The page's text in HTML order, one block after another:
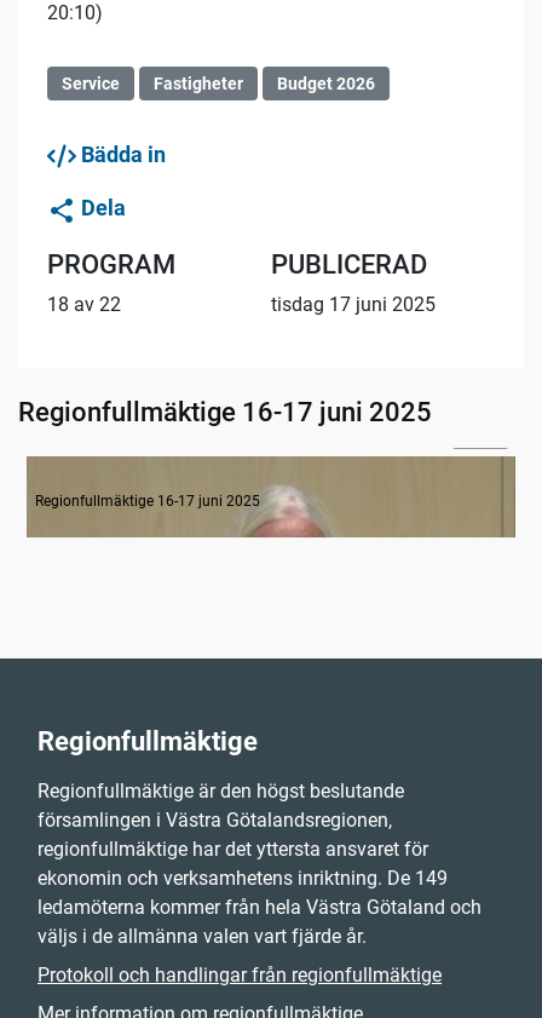
20:10)
Service Fastigheter Budget 2026
Bädda in
Dela
PROGRAM
18 av 22
PUBLICERAD
tisdag 17 juni 2025
Regionfullmäktige 16-17 juni 2025
Regionfullmäktige 16-17 juni 2025
Regionfullmäktige
Regionfullmäktige är den högst beslutande
församlingen i Västra Götalandsregionen,
regionfullmäktige har det yttersta ansvaret för
ekonomin och verksamhetens inriktning. De 149
ledamöterna kommer från hela Västra Götaland och
väljs i de allmänna valen vart fjärde år.
Protokoll och handlingar från regionfullmäktige